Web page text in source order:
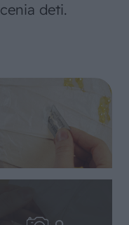
deti.